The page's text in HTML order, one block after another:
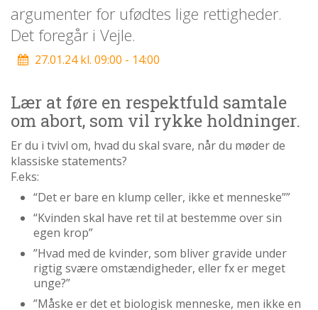
personlige
historie
1.6:
Argumenter
imod
1.7:
Perspektiver
2.0:
Om
os
2.1:
Aktioner
aktioner
2.3:
Organisation
2.4:
Abortmindelunden
2.5:
Abortlinien
argumenter for ufødtes lige rettigheder.
Det foregår i Vejle.
27.01.24 kl. 09:00 - 14:00
Lær at føre en respektfuld samtale
om abort, som vil rykke holdninger.
Er du i tvivl om, hvad du skal svare, når du møder de
klassiske statements?
F.eks:
“Det er bare en klump celler, ikke et menneske””
“Kvinden skal have ret til at bestemme over sin
egen krop”
”Hvad med de kvinder, som bliver gravide under
rigtig svære omstændigheder, eller fx er meget
unge?”
”Måske er det et biologisk menneske, men ikke en